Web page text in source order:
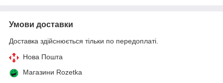
Умови доставки
Доставка здійснюється тільки по передоплаті.
Нова Пошта
Магазини Rozetka